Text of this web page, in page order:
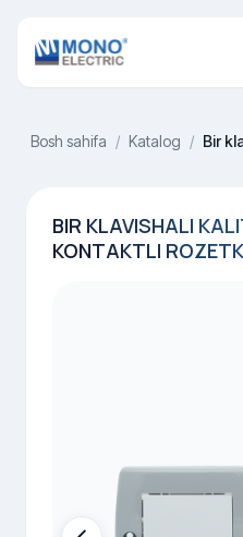
Bosh sahifa / Katalog /
BIR KLAVISHALI
KONTAKTLI